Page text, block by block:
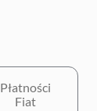
Płatności
Fiat